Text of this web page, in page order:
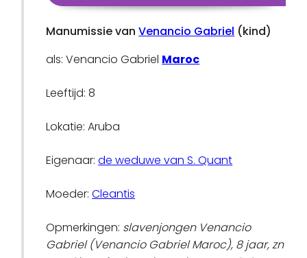
Manumissie vanVenancio Gabriel (kind)
als: Venancio Gabriel Maroc
Leeftijd: 8
Lokatie: Aruba
Eigenaar:de weduwe van S. Quant
Moeder:Cleantis
Opmerkingen: slavenjongen Venancio
Gabriel (Venancio Gabriel Maroc), 8 jaar, zn